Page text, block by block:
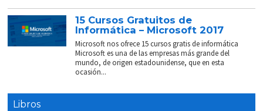
15 Cursos Gratuitos de
Informática – Microsoft 2017
Microsoft nos ofrece 15 cursos gratis de informática
Microsoft es una de las empresas más grande del
mundo, de origen estadounidense, que en esta
ocasión...
Libros